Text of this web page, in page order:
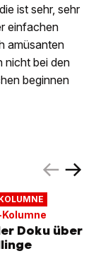
ist sehr, sehr
einfachen
amüsanten
nicht bei den
beginnen
Doku über